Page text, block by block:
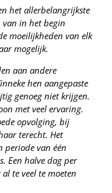
het allerbelangrijkste
van in het begin
moeilijkheden van elk
mogelijk.
aan andere
hen aangepaste
genoeg niet krijgen.
met veel ervaring.
opvolging, bij
terecht. Het
periode van één
Een halve dag per
te veel te moeten